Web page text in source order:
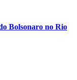
Bolsonaro no Rio